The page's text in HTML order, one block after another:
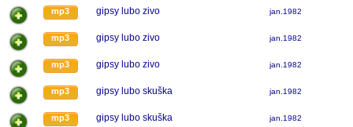
mp3 gipsy lubo zivo jan.1982
mp3 gipsy lubo zivo jan.1982
mp3 gipsy lubo zivo jan.1982
mp3 gipsy lubo skuška jan.1982
mp3 gipsy lubo skuška jan.1982